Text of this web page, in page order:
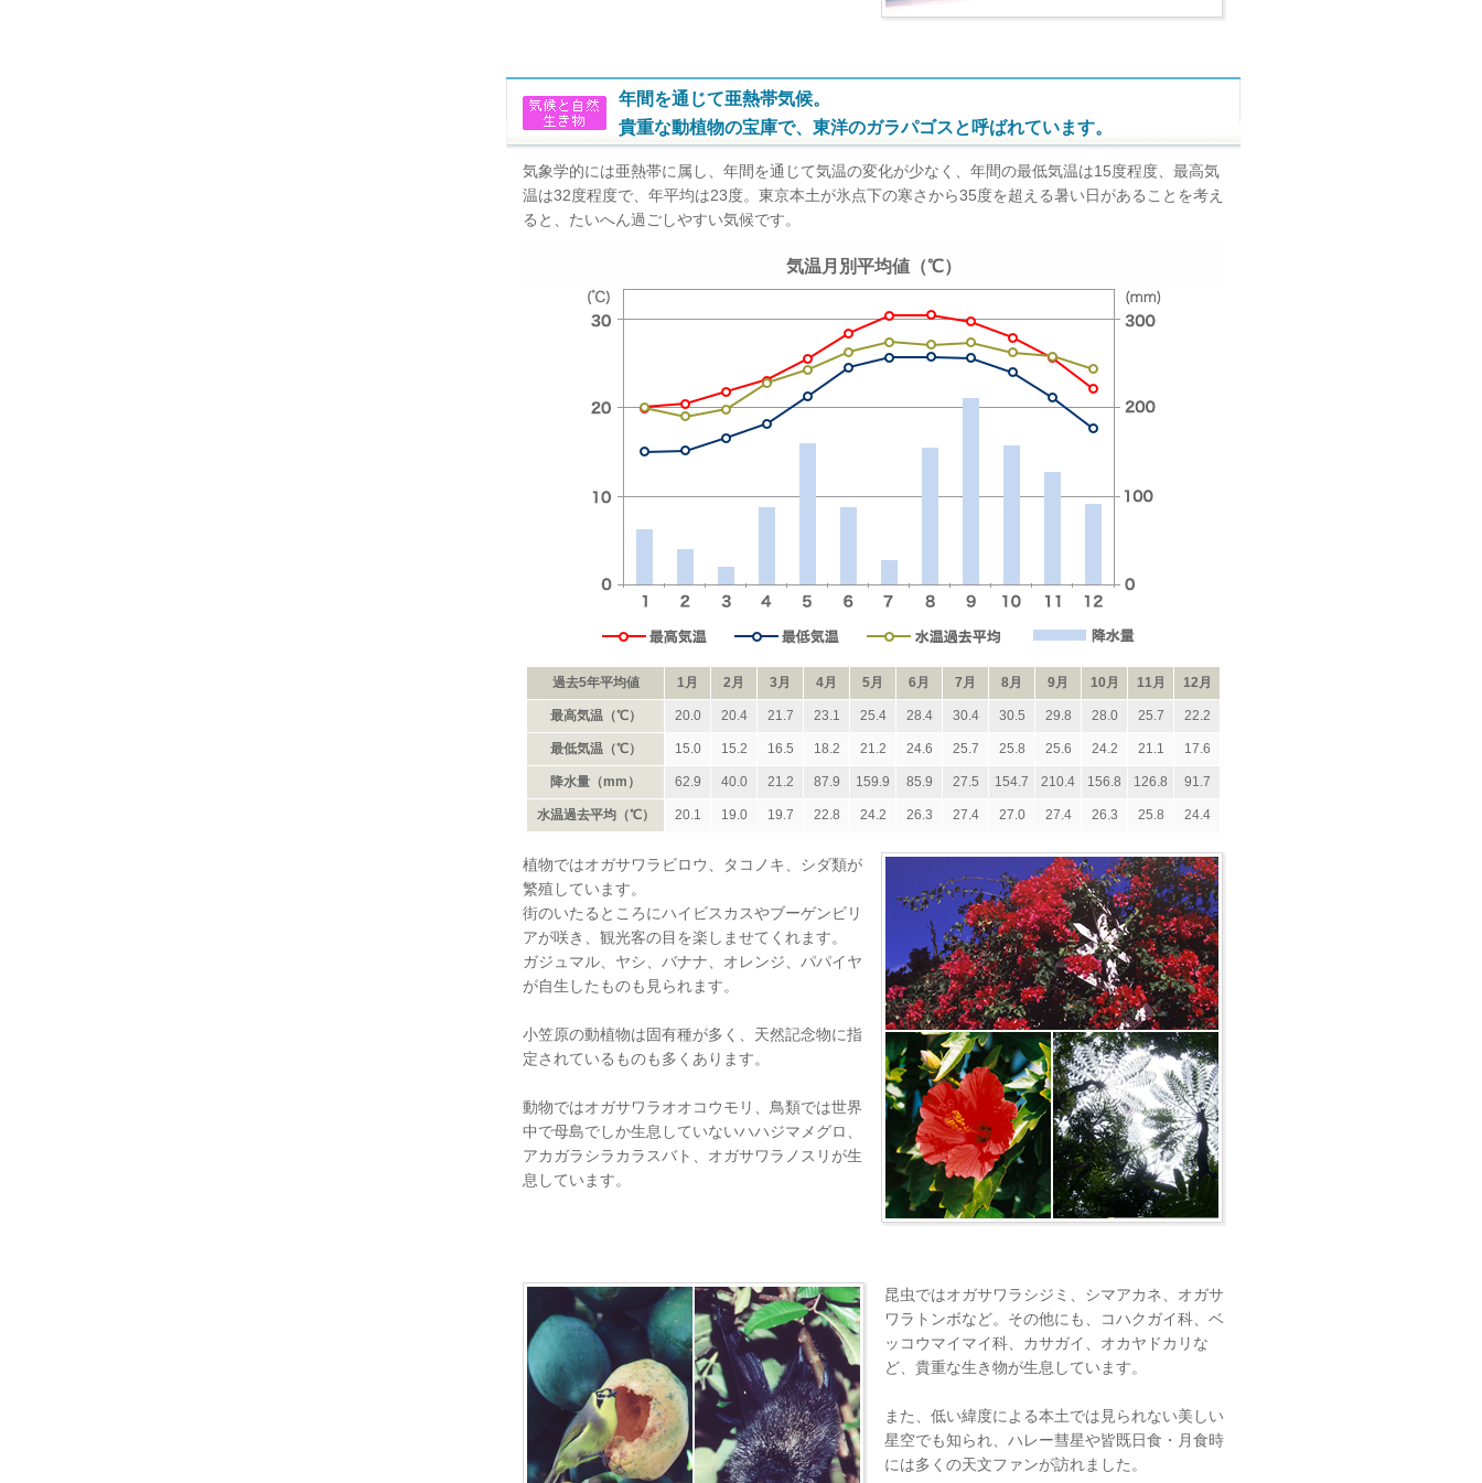
年間を通じて亜熱帯気候。
貴重な動植物の宝庫で、東洋のガラパゴスと呼ばれています。
気象学的には亜熱帯に属し、年間を通じて気温の変化が少なく、年間の最低気温は15度程度、最高気
温は32度程度で、年平均は23度。東京本土が氷点下の寒さから35度を超える暑い日があることを考え
ると、たいへん過ごしやすい気候です。
気温月別平均値（℃）
過去5年平均値 1月 2月 3月 4月 5月 6月 7月 8月 9月 10月 11月 12月
最高気温（℃） 20.0 20.4 21.7 23.1 25.4 28.4 30.4 30.5 29.8 28.0 25.7 22.2
最低気温（℃） 15.0 15.2 16.5 18.2 21.2 24.6 25.7 25.8 25.6 24.2 21.1 17.6
降水量（mm） 62.9 40.0 21.2 87.9 159.9 85.9 27.5 154.7 210.4 156.8 126.8 91.7
水温過去平均（℃） 20.1 19.0 19.7 22.8 24.2 26.3 27.4 27.0 27.4 26.3 25.8 24.4
植物ではオガサワラビロウ、タコノキ、シダ類が
繁殖しています。
街のいたるところにハイビスカスやブーゲンビリ
アが咲き、観光客の目を楽しませてくれます。
ガジュマル、ヤシ、バナナ、オレンジ、パパイヤ
が自生したものも見られます。
小笠原の動植物は固有種が多く、天然記念物に指
定されているものも多くあります。
動物ではオガサワラオオコウモリ、鳥類では世界
中で母島でしか生息していないハハジマメグロ、
アカガラシラカラスバト、オガサワラノスリが生
息しています。
昆虫ではオガサワラシジミ、シマアカネ、オガサ
ワラトンボなど。その他にも、コハクガイ科、ベ
ッコウマイマイ科、カサガイ、オカヤドカリな
ど、貴重な生き物が生息しています。
また、低い緯度による本土では見られない美しい
星空でも知られ、ハレー彗星や皆既日食・月食時
には多くの天文ファンが訪れました。